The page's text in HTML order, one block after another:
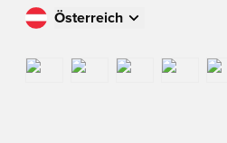
Österreich